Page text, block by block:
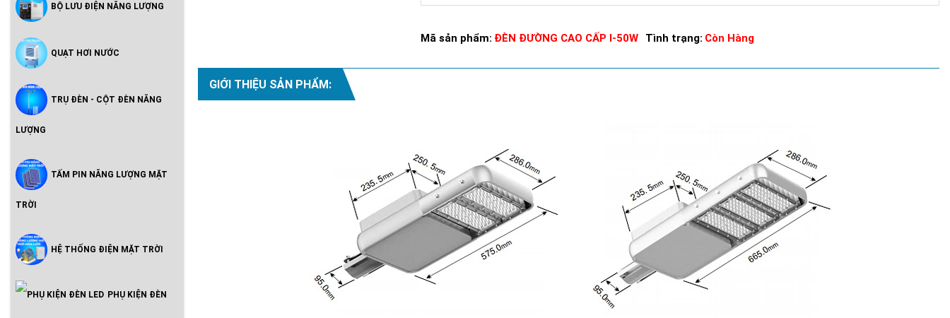
BỘ LƯU ĐIỆN NĂNG LƯỢNG
QUẠT HƠI NƯỚC
TRỤ ĐÈN - CỘT ĐÈN NĂNG
LƯỢNG
TẤM PIN NĂNG LƯỢNG MẶT
TRỜI
HỆ THỐNG ĐIỆN MẶT TRỜI
Inveter Hòa Lưới Có Lưu Trữ -
PHỤ KIỆN ĐÈN
Mã sản phẩm: ĐÈN ĐƯỜNG CAO CẤP I-50W Tình trạng: Còn Hàng
GIỚI THIỆU SẢN PHẨM: